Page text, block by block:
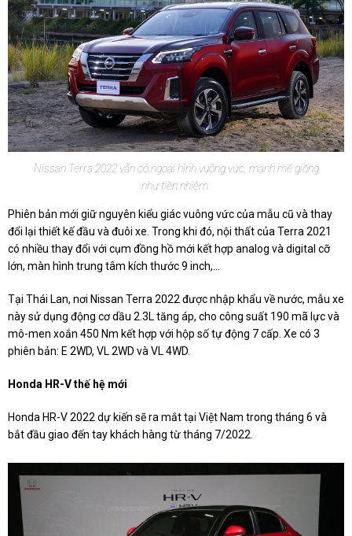
Nissan Terra 2022 vẫn có ngoại hình vuông vức, mạnh mẽ giống
như tiền nhiệm.
Phiên bản mới giữ nguyên kiểu giác vuông vức của mẫu cũ và thay
đổi lại thiết kế đầu và đuôi xe. Trong khi đó, nội thất của Terra 2021
có nhiều thay đổi với cụm đồng hồ mới kết hợp analog và digital cỡ
lớn, màn hình trung tâm kích thước 9 inch,...
Tại Thái Lan, nơi Nissan Terra 2022 được nhập khẩu về nước, mẫu xe
này sử dụng động cơ dầu 2.3L tăng áp, cho công suất 190 mã lực và
mô-men xoắn 450 Nm kết hợp với hộp số tự động 7 cấp. Xe có 3
phiên bản: E 2WD, VL 2WD và VL 4WD.
Honda HR-V thế hệ mới
Honda HR-V 2022 dự kiến sẽ ra mắt tại Việt Nam trong tháng 6 và
bắt đầu giao đến tay khách hàng từ tháng 7/2022.